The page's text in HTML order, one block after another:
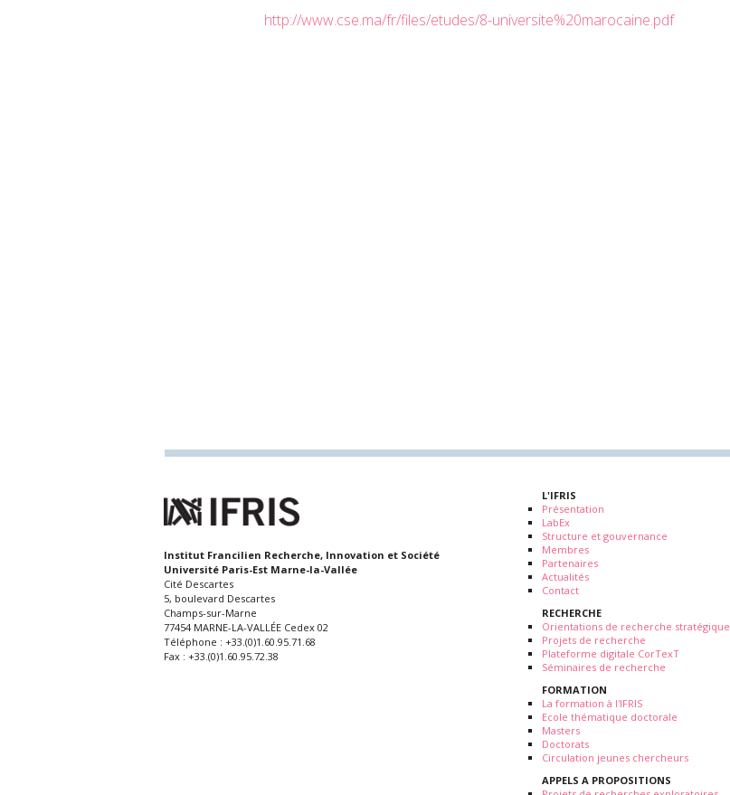
http://www.cse.ma/fr/files/etudes/8-universite%20marocaine.pdf
Institut Francilien Recherche, Innovation et Société
Université Paris-Est Marne-la-Vallée
Cité Descartes
5, boulevard Descartes
Champs-sur-Marne
77454 MARNE-LA-VALLÉE Cedex 02
Téléphone : +33.(0)1.60.95.71.68
Fax : +33.(0)1.60.95.72.38
L'IFRIS
Présentation
LabEx
Structure et gouvernance
Membres
Partenaires
Actualités
Contact
RECHERCHE
Orientations de recherche stratégique
Projets de recherche
Plateforme digitale CorTexT
Séminaires de recherche
FORMATION
La formation à l'IFRIS
Ecole thématique doctorale
Masters
Doctorats
Circulation jeunes chercheurs
APPELS A PROPOSITIONS